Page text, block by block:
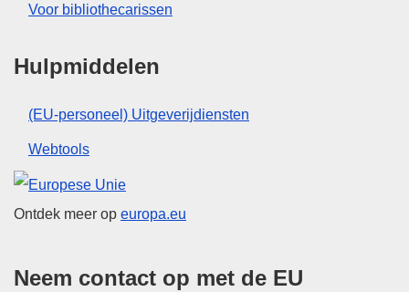
Voor bibliothecarissen
Hulpmiddelen
(EU-personeel) Uitgeverijdiensten
Webtools
Europese Unie
Ontdek meer op europa.eu
Neem contact op met de EU